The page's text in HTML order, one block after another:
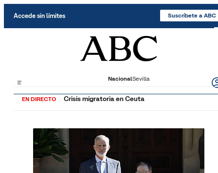
Accede sin límites Suscríbete a ABC
NacionalSevilla
EN DIRECTO Crisis migratoria en Ceuta